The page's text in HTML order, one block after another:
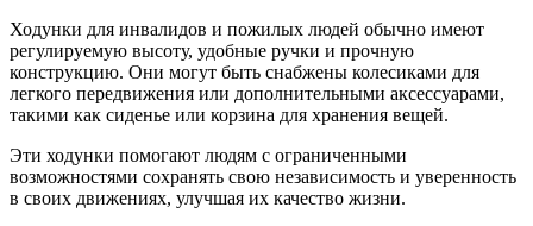
Ходунки для инвалидов и пожилых людей обычно имеют
регулируемую высоту, удобные ручки и прочную
конструкцию. Они могут быть снабжены колесиками для
легкого передвижения или дополнительными аксессуарами,
такими как сиденье или корзина для хранения вещей.
Эти ходунки помогают людям с ограниченными
возможностями сохранять свою независимость и уверенность
в своих движениях, улучшая их качество жизни.